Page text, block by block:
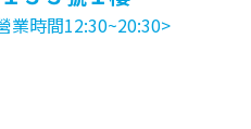
業時間12:30~20:30>